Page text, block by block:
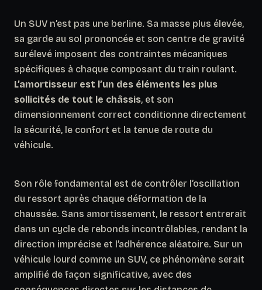
Un SUV n’est pas une berline. Sa masse plus élevée,
sa garde au sol prononcée et son centre de gravité
surélevé imposent des contraintes mécaniques
spécifiques à chaque composant du train roulant.
L’amortisseur est l’un des éléments les plus
sollicités de tout le châssis, et son
dimensionnement correct conditionne directement
la sécurité, le confort et la tenue de route du
véhicule.
Son rôle fondamental est de contrôler l’oscillation
du ressort après chaque déformation de la
chaussée. Sans amortissement, le ressort entrerait
dans un cycle de rebonds incontrôlables, rendant la
direction imprécise et l’adhérence aléatoire. Sur un
véhicule lourd comme un SUV, ce phénomène serait
amplifié de façon significative, avec des